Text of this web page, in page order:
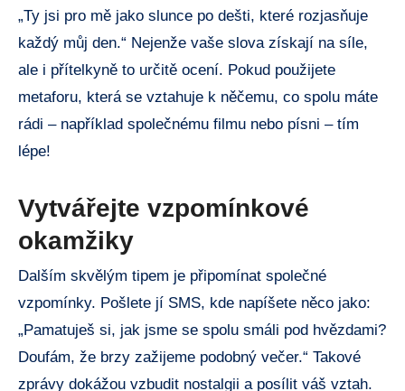
„Ty jsi pro mě jako slunce po dešti, které rozjasňuje
každý můj den.“ Nejenže vaše slova získají na síle,
ale i přítelkyně to určitě ocení. Pokud použijete
metaforu, která se vztahuje k něčemu, co spolu máte
rádi – například společnému filmu nebo písni – tím
lépe!
Vytvářejte vzpomínkové
okamžiky
Dalším skvělým tipem je připomínat společné
vzpomínky. Pošlete jí SMS, kde napíšete něco jako:
„Pamatuješ si, jak jsme se spolu smáli pod hvězdami?
Doufám, že brzy zažijeme podobný večer.“ Takové
zprávy dokážou vzbudit nostalgii a posílit váš vztah.